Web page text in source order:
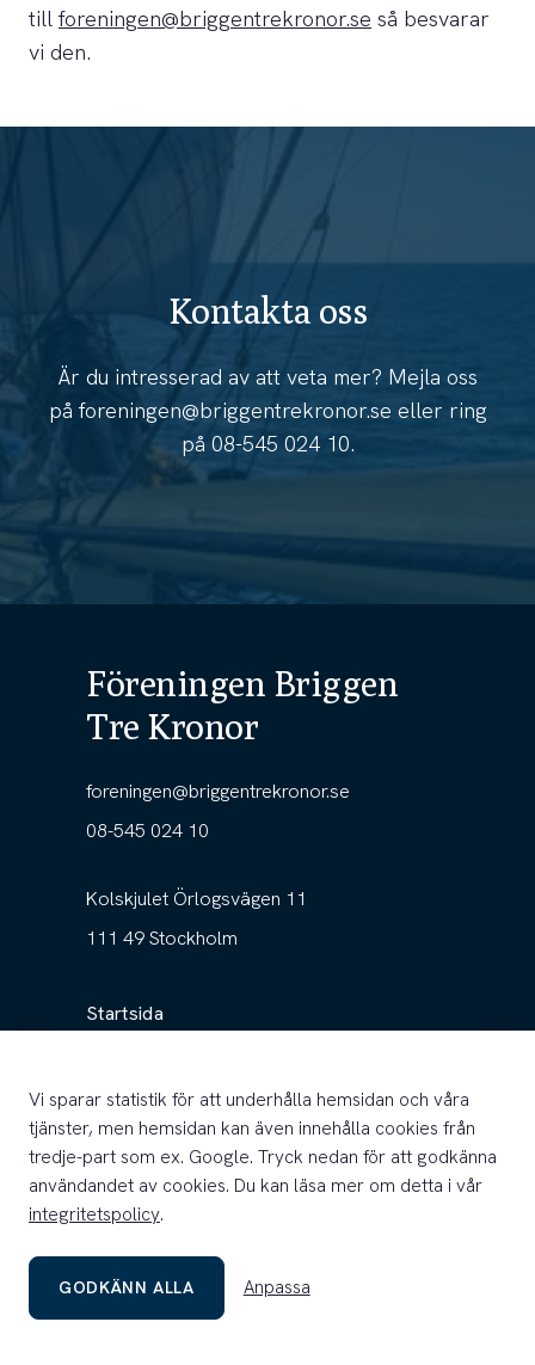
tillforeningen@briggentrekronor.se så besvarar
vi den.
Kontakta oss
Är du intresserad av att veta mer? Mejla oss
påforeningen@briggentrekronor.se eller ring
på 08-545 024 10.
Föreningen Briggen
Tre Kronor
foreningen@briggentrekronor.se
08-545 024 10
Kolskjulet Örlogsvägen 11
111 49 Stockholm
Startsida
Fartyget
Nyheter
Integritetspolicy
© 2026 Föreningen Briggen Tre Kronor
Vi sparar statistik för att underhålla hemsidan och våra
tjänster, men hemsidan kan även innehålla cookies från
tredje-part som ex. Google. Tryck nedan för att godkänna
användandet av cookies. Du kan läsa mer om detta i vår
integritetspolicy.
GODKÄNN ALLA Anpassa